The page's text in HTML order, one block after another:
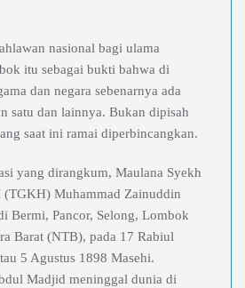
nasional bagi ulama
itu sebagai bukti bahwa di
dan negara sebenarnya ada
satu dan lainnya. Bukan dipisah
saat ini ramai diperbincangkan.
yang dirangkum, Maulana Syekh
Muhammad Zainuddin
Bermi, Pancor, Selong, Lombok
Barat (NTB), pada 17 Rabiul
5 Agustus 1898 Masehi.
Madjid meninggal dunia di